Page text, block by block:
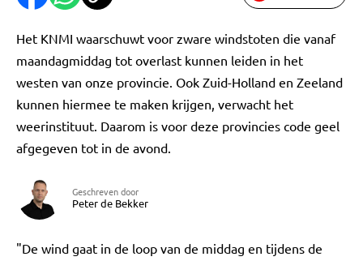
Het KNMI waarschuwt voor zware windstoten die vanaf
maandagmiddag tot overlast kunnen leiden in het
westen van onze provincie. Ook Zuid-Holland en Zeeland
kunnen hiermee te maken krijgen, verwacht het
weerinstituut. Daarom is voor deze provincies code geel
afgegeven tot in de avond.
Geschreven door
Peter de Bekker
"De wind gaat in de loop van de middag en tijdens de